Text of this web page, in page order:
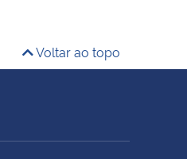
Voltar ao topo